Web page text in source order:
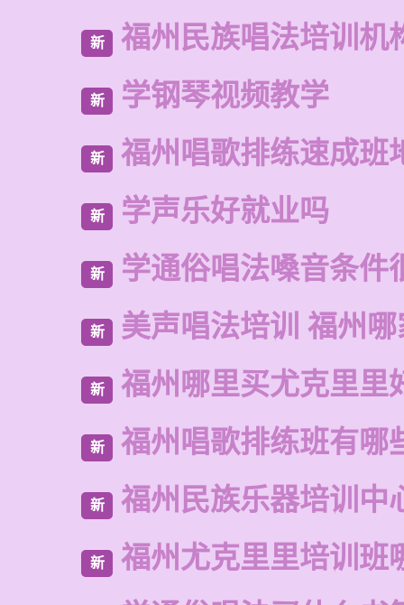
新 福州民族唱法培训机
新 学钢琴视频教学
新 福州唱歌排练速成班
新 学声乐好就业吗
新 学通俗唱法嗓音条件
新 美声唱法培训 福州
新 福州哪里买尤克里里
新 福州唱歌排练班有哪
新 福州民族乐器培训中
新
福州尤克里里培训班